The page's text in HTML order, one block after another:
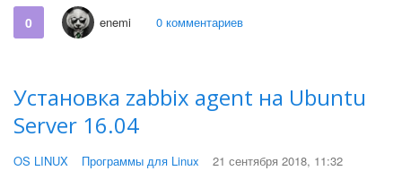
0 enemi 0 комментариев
Установка zabbix agent на Ubuntu
Server 16.04
OS LINUX Программы для Linux 21 сентября 2018, 11:32